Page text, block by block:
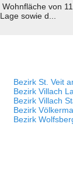
von
sowie d...
Bezirk St. Veit
Bezirk Villach
Bezirk Villach
Bezirk
Bezirk